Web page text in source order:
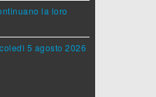
la loro
5 agosto 2026